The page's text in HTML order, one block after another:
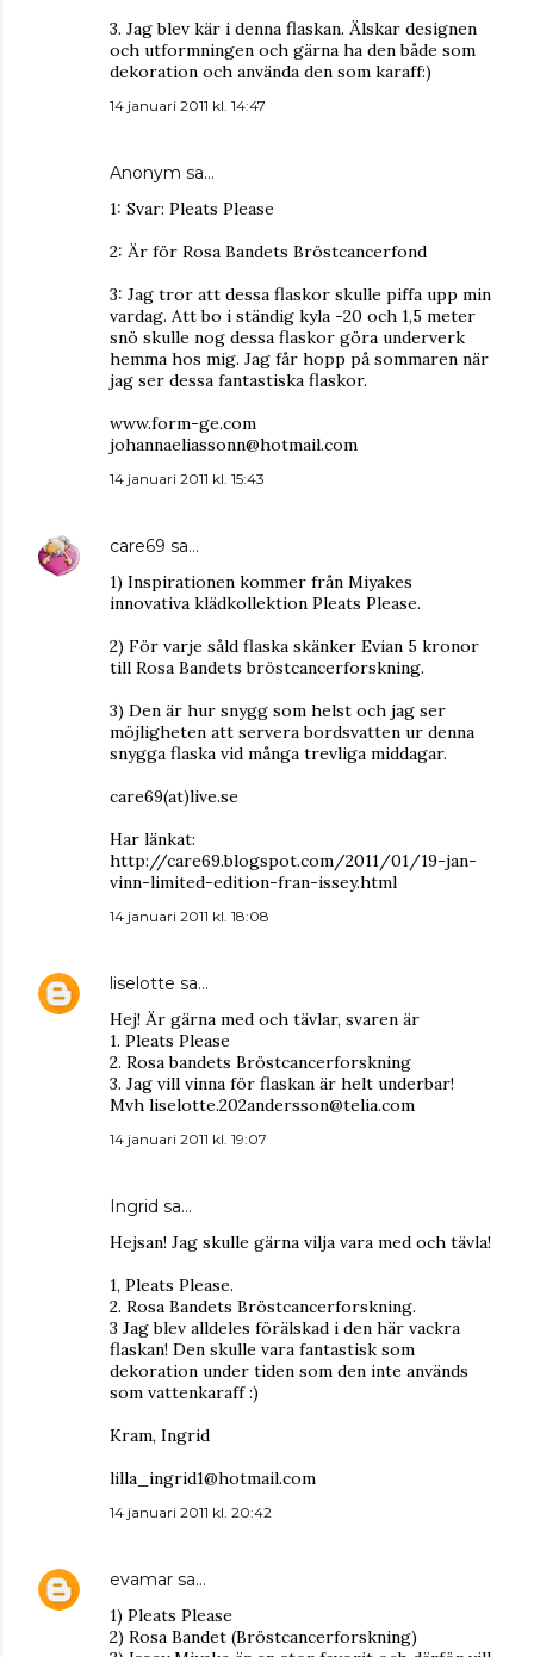
3. Jag blev kär i denna flaskan. Älskar designen
och utformningen och gärna ha den både som
dekoration och använda den som karaff:)
14 januari 2011 kl. 14:47
Anonym sa…
1: Svar: Pleats Please
2: Är för Rosa Bandets Bröstcancerfond
3: Jag tror att dessa flaskor skulle piffa upp min
vardag. Att bo i ständig kyla -20 och 1,5 meter
snö skulle nog dessa flaskor göra underverk
hemma hos mig. Jag får hopp på sommaren när
jag ser dessa fantastiska flaskor.
www.form-ge.com
johannaeliassonn@hotmail.com
14 januari 2011 kl. 15:43
care69 sa…
1) Inspirationen kommer från Miyakes
innovativa klädkollektion Pleats Please.
2) För varje såld flaska skänker Evian 5 kronor
till Rosa Bandets bröstcancerforskning.
3) Den är hur snygg som helst och jag ser
möjligheten att servera bordsvatten ur denna
snygga flaska vid många trevliga middagar.
care69(at)live.se
Har länkat:
http://care69.blogspot.com/2011/01/19-jan-
vinn-limited-edition-fran-issey.html
14 januari 2011 kl. 18:08
liselotte sa…
Hej! Är gärna med och tävlar, svaren är
1. Pleats Please
2. Rosa bandets Bröstcancerforskning
3. Jag vill vinna för flaskan är helt underbar!
Mvh liselotte.202andersson@telia.com
14 januari 2011 kl. 19:07
Ingrid sa…
Hejsan! Jag skulle gärna vilja vara med och tävla!
1, Pleats Please.
2. Rosa Bandets Bröstcancerforskning.
3 Jag blev alldeles förälskad i den här vackra
flaskan! Den skulle vara fantastisk som
dekoration under tiden som den inte används
som vattenkaraff :)
Kram, Ingrid
lilla_ingrid1@hotmail.com
14 januari 2011 kl. 20:42
evamar sa…
1) Pleats Please
2) Rosa Bandet (Bröstcancerforskning)